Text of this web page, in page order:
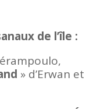
de l’île :
» d’Erwan et